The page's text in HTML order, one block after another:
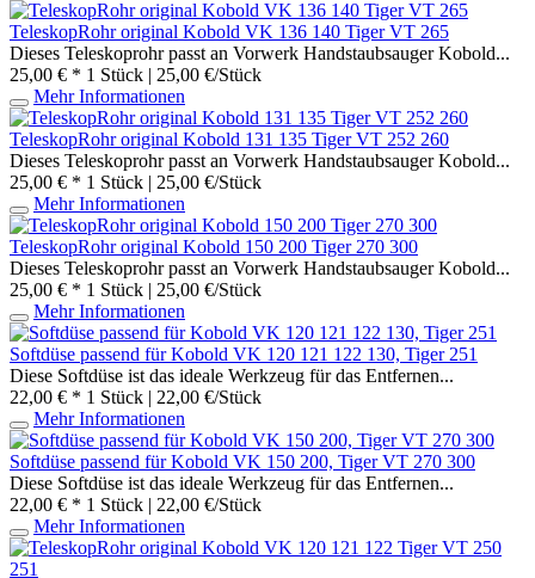
TeleskopRohr original Kobold VK 136 140 Tiger VT 265
Dieses Teleskoprohr passt an Vorwerk Handstaubsauger Kobold...
25,00 € * 1 Stück | 25,00 €/Stück
Mehr Informationen
TeleskopRohr original Kobold 131 135 Tiger VT 252 260
Dieses Teleskoprohr passt an Vorwerk Handstaubsauger Kobold...
25,00 € * 1 Stück | 25,00 €/Stück
Mehr Informationen
TeleskopRohr original Kobold 150 200 Tiger 270 300
Dieses Teleskoprohr passt an Vorwerk Handstaubsauger Kobold...
25,00 € * 1 Stück | 25,00 €/Stück
Mehr Informationen
Softdüse passend für Kobold VK 120 121 122 130, Tiger 251
Diese Softdüse ist das ideale Werkzeug für das Entfernen...
22,00 € * 1 Stück | 22,00 €/Stück
Mehr Informationen
Softdüse passend für Kobold VK 150 200, Tiger VT 270 300
Diese Softdüse ist das ideale Werkzeug für das Entfernen...
22,00 € * 1 Stück | 22,00 €/Stück
Mehr Informationen